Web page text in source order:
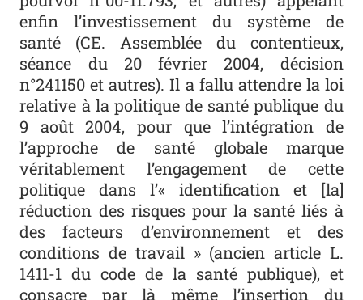
enfin l’investissement du système de
santé (CE. Assemblée du contentieux,
séance du 20 février 2004, décision
n°241150 et autres). Il a fallu attendre la loi
relative à la politique de santé publique du
9 août 2004, pour que l’intégration de
l’approche de santé globale marque
véritablement l’engagement de cette
politique dans l’« identification et [la]
réduction des risques pour la santé liés à
des facteurs d’environnement et des
conditions de travail » (ancien article L.
1411-1 du code de la santé publique), et
consacre par là même l’insertion du